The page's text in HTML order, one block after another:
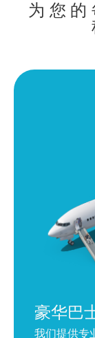
为您
豪华巴
我们提供专